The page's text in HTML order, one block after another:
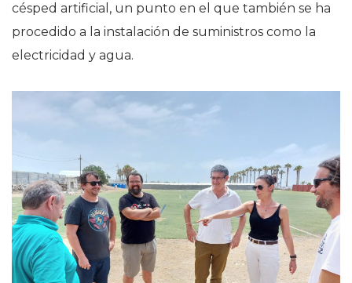
césped artificial, un punto en el que también se ha
procedido a la instalación de suministros como la
electricidad y agua.